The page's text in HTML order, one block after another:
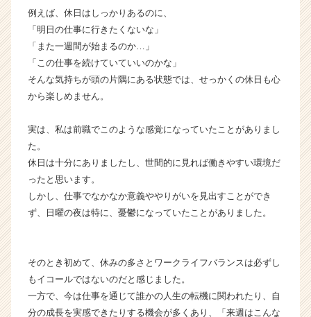
サ
イ
ト
チ
ア
ア
h
e
e
e
r）
例えば、休日はしっかりあるのに、
「明日の仕事に行きたくないな」
「また一週間が始まるのか…」
「この仕事を続けていていいのかな」
そんな気持ちが頭の片隅にある状態では、せっかくの休日も心
から楽しめません。
実は、私は前職でこのような感覚になっていたことがありまし
た。
休日は十分にありましたし、世間的に見れば働きやすい環境だ
ったと思います。
しかし、仕事でなかなか意義ややりがいを見出すことができ
ず、日曜の夜は特に、憂鬱になっていたことがありました。
そのとき初めて、休みの多さとワークライフバランスは必ずし
もイコールではないのだと感じました。
一方で、今は仕事を通じて誰かの人生の転機に関われたり、自
分の成長を実感できたりする機会が多くあり、「来週はこんな